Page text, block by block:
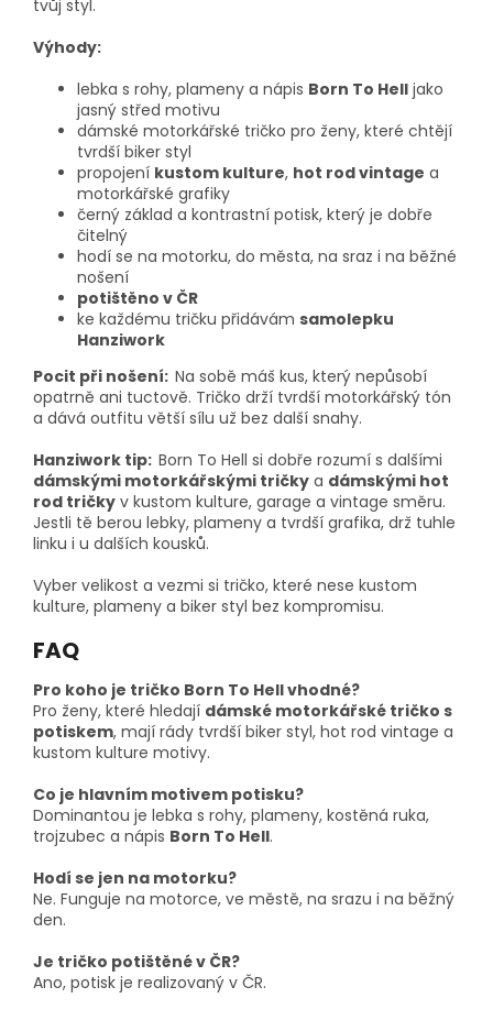
tvůj styl.
Výhody:
lebka s rohy, plameny a nápis Born To Hell jako
jasný střed motivu
dámské motorkářské tričko pro ženy, které chtějí
tvrdší biker styl
propojení kustom kulture, hot rod vintage a
motorkářské grafiky
černý základ a kontrastní potisk, který je dobře
čitelný
hodí se na motorku, do města, na sraz i na běžné
nošení
potištěno v ČR
ke každému tričku přidávám samolepku
Hanziwork
Pocit při nošení: Na sobě máš kus, který nepůsobí
opatrně ani tuctově. Tričko drží tvrdší motorkářský tón
a dává outfitu větší sílu už bez další snahy.
Hanziwork tip: Born To Hell si dobře rozumí s dalšími
dámskými motorkářskými tričky a dámskými hot
rod tričky v kustom kulture, garage a vintage směru.
Jestli tě berou lebky, plameny a tvrdší grafika, drž tuhle
linku i u dalších kousků.
Vyber velikost a vezmi si tričko, které nese kustom
kulture, plameny a biker styl bez kompromisu.
FAQ
Pro koho je tričko Born To Hell vhodné?
Pro ženy, které hledají dámské motorkářské tričko s
potiskem, mají rády tvrdší biker styl, hot rod vintage a
kustom kulture motivy.
Co je hlavním motivem potisku?
Dominantou je lebka s rohy, plameny, kostěná ruka,
trojzubec a nápis Born To Hell.
Hodí se jen na motorku?
Ne. Funguje na motorce, ve městě, na srazu i na běžný
den.
Je tričko potištěné v ČR?
Ano, potisk je realizovaný v ČR.